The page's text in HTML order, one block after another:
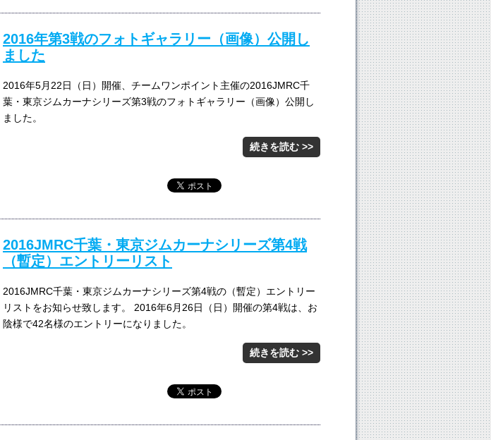
2016年第3戦のフォトギャラリー（画像）公開し
ました
2016年5月22日（日）開催、チームワンポイント主催の2016JMRC千
葉・東京ジムカーナシリーズ第3戦のフォトギャラリー（画像）公開し
ました。
続きを読む >>
2016JMRC千葉・東京ジムカーナシリーズ第4戦
（暫定）エントリーリスト
2016JMRC千葉・東京ジムカーナシリーズ第4戦の（暫定）エントリー
リストをお知らせ致します。 2016年6月26日（日）開催の第4戦は、お
陰様で42名様のエントリーになりました。
続きを読む >>